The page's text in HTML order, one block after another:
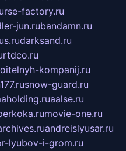
factory.ru
jun.rubandamn.ru
darksand.ru
rtdco.ru
kompanij.ru
snow-guard.ru
aalse.ru
movie-one.ru
andreislyusar.ru
lyubov-i-grom.ru